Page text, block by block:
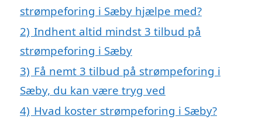
strømpeforing i Sæby hjælpe med?
2) Indhent altid mindst 3 tilbud på
strømpeforing i Sæby
3) Få nemt 3 tilbud på strømpeforing i
Sæby, du kan være tryg ved
4) Hvad koster strømpeforing i Sæby?